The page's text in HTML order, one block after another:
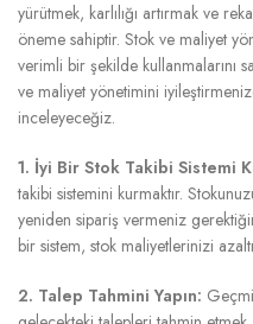
yürütmek, karlılığı artırmak ve
öneme sahiptir. Stok ve maliyet
verimli bir şekilde kullanmalarını
ve maliyet yönetimini
inceleyeceğiz.
1. İyi Bir Stok Takibi Sistemi
takibi sistemini kurmaktır.
yeniden sipariş vermeniz
bir sistem, stok maliyetlerinizi
2. Talep Tahmini Yapın: